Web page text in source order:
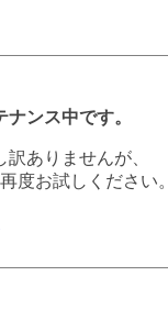
ンス中です。
ありませんが、
度お試しください。